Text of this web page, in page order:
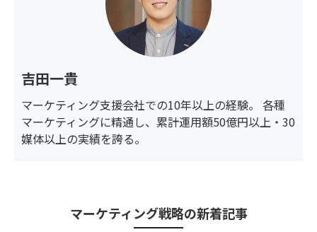
吉田一貴
マーケティング支援会社での10年以上の経験。 各種
マーケティングに精通し、累計運用額50億円以上・30
媒体以上の実績を誇る。
マーケティング戦略の新着記事